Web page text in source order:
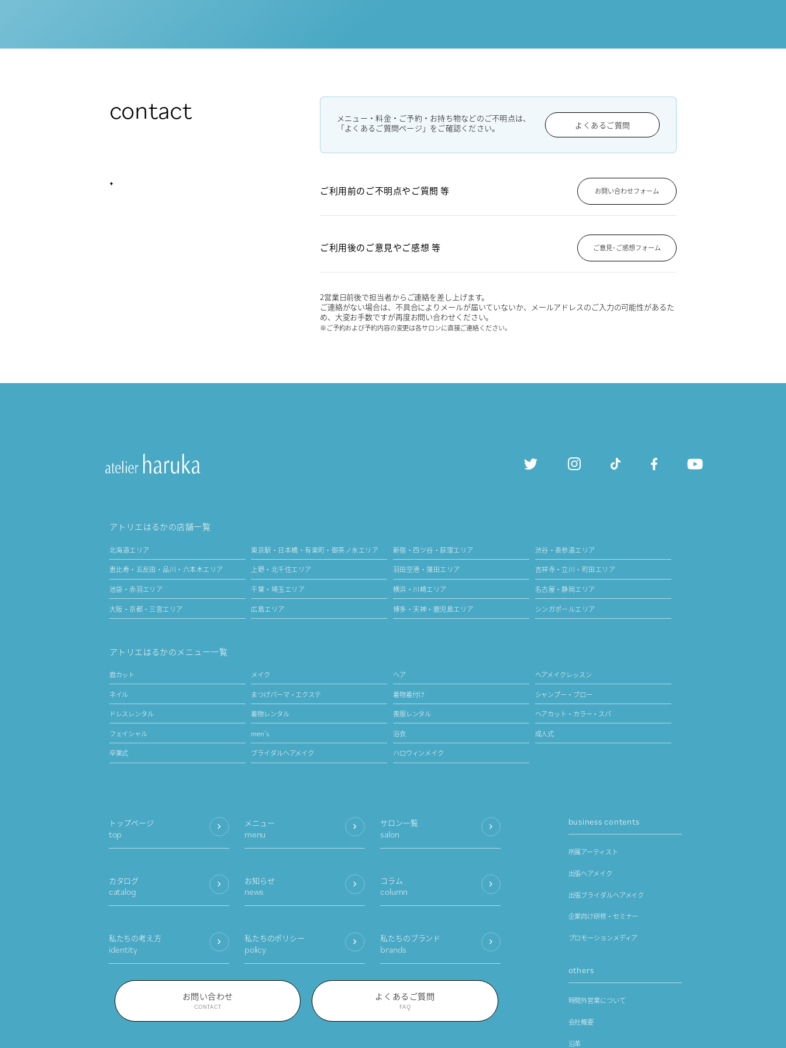
contact
メニュー・料金・ご予約・お持ち物などのご不明点は、
「よくあるご質問ページ」をご確認ください。
よくあるご質問
ご利用前のご不明点やご質問 等 お問い合わせフォーム
ご利用後のご意見やご感想 等 ご意見･ご感想フォーム
2営業日前後で担当者からご連絡を差し上げます。
ご連絡がない場合は、不具合によりメールが届いていないか、メールアドレスのご入力の可能性があるた
め、大変お手数ですが再度お問い合わせください。
※ご予約および予約内容の変更は各サロンに直接ご連絡ください。
アトリエはるかの店舗一覧
北海道エリア 東京駅・日本橋・有楽町・御茶ノ水エリア 新宿・四ツ谷・荻窪エリア 渋谷・表参道エリア
恵比寿・五反田・品川・六本木エリア 上野・北千住エリア 羽田空港・蒲田エリア 吉祥寺・立川・町田エリア
池袋・赤羽エリア 千葉・埼玉エリア 横浜・川崎エリア 名古屋・静岡エリア
大阪・京都・三宮エリア 広島エリア 博多・天神・鹿児島エリア シンガポールエリア
アトリエはるかのメニュー一覧
眉カット メイク ヘア ヘアメイクレッスン
ネイル まつげパーマ・エクステ 着物着付け シャンプー・ブロー
ドレスレンタル 着物レンタル 喪服レンタル ヘアカット・カラー・スパ
フェイシャル men's 浴衣 成人式
卒業式 ブライダルヘアメイク ハロウィンメイク
トップページ
top
サロン一覧
salon
メニュー
menu
カタログ
catalog
お知らせ
news
コラム
column
私たちの考え方
identity
私たちのポリシー
policy
私たちのブランド
brands
お問い合わせ
CONTACT
よくあるご質問
FAQ
business contents
所属アーティスト
出張ヘアメイク
出張ブライダルヘアメイク
企業向け研修・セミナー
プロモーションメディア
others
時間外営業について
会社概要
沿革